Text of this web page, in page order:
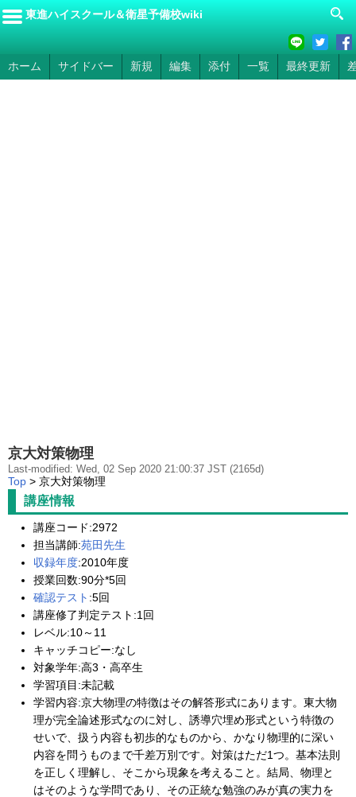
東進ハイスクール＆衛星予備校wiki
ホーム サイドバー 新規 編集 添付 一覧 最終更新
京大対策物理
Last-modified: Wed, 02 Sep 2020 21:00:37 JST (2165d)
Top > 京大対策物理
講座情報
講座コード:2972
担当講師:苑田先生
収録年度:2010年度
授業回数:90分*5回
確認テスト :5回
講座修了判定テスト:1回
レベル:10～11
キャッチコピー:なし
対象学年:高3・高卒生
学習項目:未記載
学習内容:京大物理の特徴はその解答形式にあります。東大物
理が完全論述形式なのに対し、誘導穴埋め形式という特徴の
せいで、扱う内容も初歩的なものから、かなり物理的に深い
内容を問うものまで千差万別です。対策はただ1つ。基本法則
を正しく理解し、そこから現象を考えること。結局、物理と
はそのような学問であり、その正統な勉強のみが真の実力を